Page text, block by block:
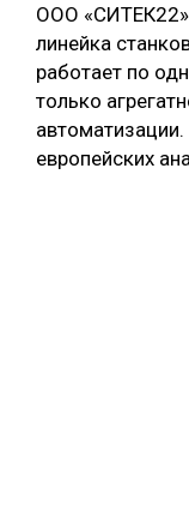
ООО
линейка
работает по
только
европейских